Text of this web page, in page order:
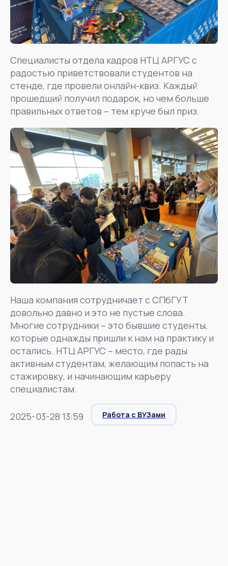
Специалисты отдела кадров НТЦ АРГУС с
радостью приветствовали студентов на
стенде, где провели онлайн-квиз. Каждый
прошедший получил подарок, но чем больше
правильных ответов – тем круче был приз.
Наша компания сотрудничает с СПбГУТ
довольно давно и это не пустые слова.
Многие сотрудники – это бывшие студенты,
которые однажды пришли к нам на практику и
остались. НТЦ АРГУС – место, где рады
активным студентам, желающим попасть на
стажировку, и начинающим карьеру
специалистам.
2025-03-28 13:59 Работа с ВУЗами